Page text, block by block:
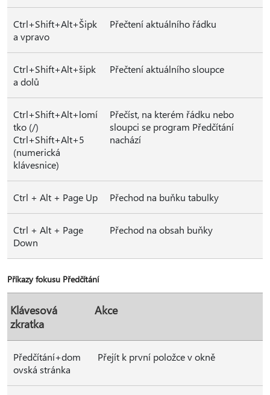
Ctrl+Shift+Alt+Šipk
a vpravo
Přečtení aktuálního řádku
Ctrl+Shift+Alt+šipk
a dolů
Přečtení aktuálního sloupce
Ctrl+Shift+Alt+lomí
tko (/)
Ctrl+Shift+Alt+5
(numerická
klávesnice)
Přečíst, na kterém řádku nebo
sloupci se program Předčítání
nachází
Ctrl + Alt + Page Up Přechod na buňku tabulky
Ctrl + Alt + Page
Down
Přechod na obsah buňky
Příkazy fokusu Předčítání
Klávesová
zkratka
Akce
Předčítání+dom
ovská stránka
Přejít k první položce v okně